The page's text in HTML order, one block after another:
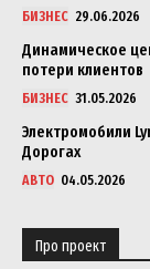
БИЗНЕС 29.06.2026
Динамическое
потери клиентов
БИЗНЕС 31.05.2026
Электромобили
Дорогах
АВТО 04.05.2026
Про проект